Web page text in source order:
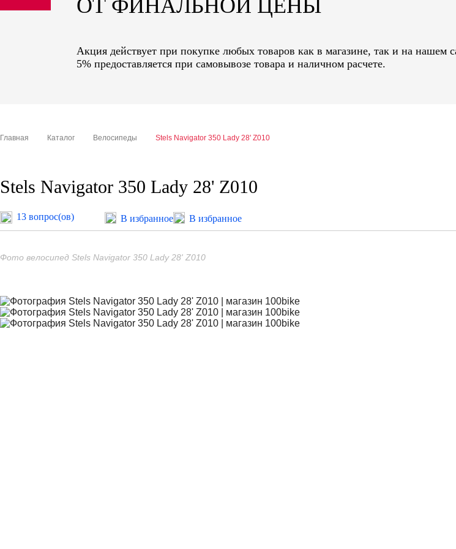
sale
ОТ ФИНАЛЬНОЙ ЦЕНЫ
Акция действует при покупке любых товаров как в магазине, так и на нашем
5% предоставляется при самовывозе товара и наличном расчете.
Главная Каталог Велосипеды Stels Navigator 350 Lady 28' Z010
Stels Navigator 350 Lady 28' Z010
13 вопрос(ов) В избранное В избранное
Фото велосипед Stels Navigator 350 Lady 28' Z010